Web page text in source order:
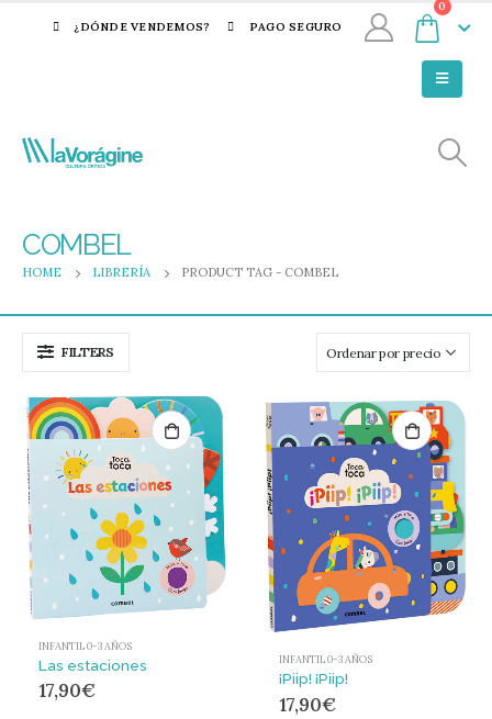
¿DÓNDE VENDEMOS? PAGO SEGURO
0
COMBEL
HOME LIBRERÍA PRODUCT TAG - COMBEL
FILTERS
INFANTIL 0-3 AÑOS
Las estaciones
17,90€
INFANTIL 0-3 AÑOS
¡Piip! ¡Piip!
17,90€